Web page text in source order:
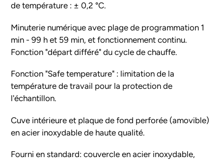
de température : ± 0,2 °C.
Minuterie numérique avec plage de programmation 1
min - 99 h et 59 min, et fonctionnement continu.
Fonction "départ différé" du cycle de chauffe.
Fonction "Safe temperature" : limitation de la
température de travail pour la protection de
l'échantillon.
Cuve intérieure et plaque de fond perforée (amovible)
en acier inoxydable de haute qualité.
Fourni en standard: couvercle en acier inoxydable,